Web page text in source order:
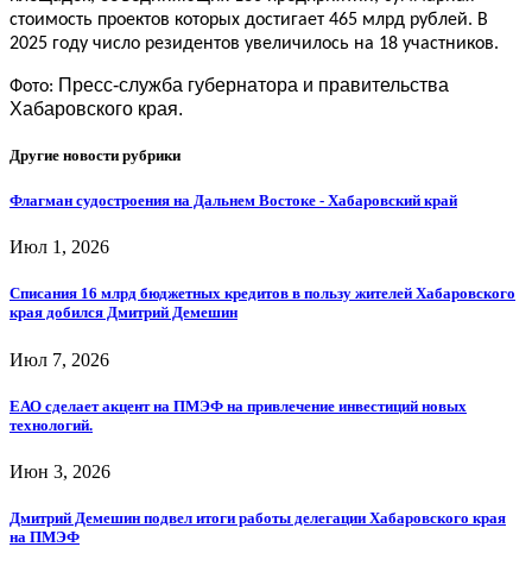
стоимость проектов которых достигает 465 млрд рублей. В
2025 году число резидентов увеличилось на 18 участников.
Фото: Пресс-служба губернатора и правительства
Хабаровского края.
Другие новости рубрики
Флагман судостроения на Дальнем Востоке - Хабаровский край
Июл 1, 2026
Списания 16 млрд бюджетных кредитов в пользу жителей Хабаровского
края добился Дмитрий Демешин
Июл 7, 2026
ЕАО сделает акцент на ПМЭФ на привлечение инвестиций новых
технологий.
Июн 3, 2026
Дмитрий Демешин подвел итоги работы делегации Хабаровского края
на ПМЭФ